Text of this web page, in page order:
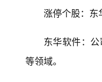
涨停个股：东
东华软件：
等领域。